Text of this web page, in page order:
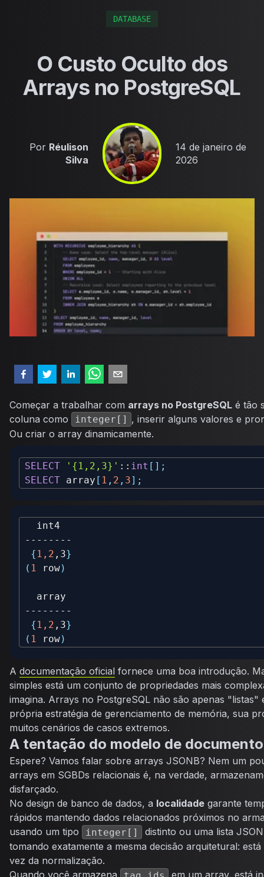
DATABASE
O Custo Oculto dos
Arrays no PostgreSQL
Por Réulison
Silva
Published on
14 de janeiro de
2026
Começar a trabalhar com arrays no PostgreSQL é tão
coluna como
integer[] , inserir alguns valores e
Ou criar o array dinamicamente.
SELECT '{1,2,3}' :: int [ ] ;
SELECT array [ 1 , 2 , 3] ;
{ 1,2 ,3}
( 1 row)
{ 1,2 ,3}
( 1 row)
A documentação oficial fornece uma boa introdução.
simples está um conjunto de propriedades mais
imagina. Arrays no PostgreSQL não são apenas "listas"
própria estratégia de gerenciamento de memória, sua
muitos cenários de casos extremos.
A tentação do modelo de documento
Espere? Vamos falar sobre arrays JSONB? Nem um
arrays em SGBDs relacionais é, na verdade,
disfarçado.
No design de banco de dados, a localidade garante
rápidos mantendo dados relacionados próximos no
usando um tipo
integer[]
distinto ou uma lista
tomando exatamente a mesma decisão arquitetural:
vez da normalização.